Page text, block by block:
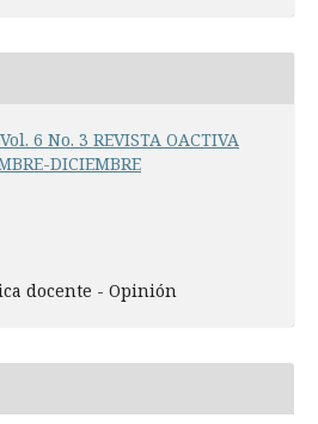
6 No. 3 REVISTA OACTIVA
DICIEMBRE
docente - Opinión